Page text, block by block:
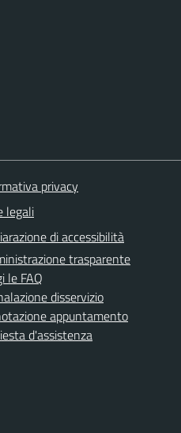
privacy
legali
di accessibilità
trasparente
le FAQ
disservizio
appuntamento
d'assistenza